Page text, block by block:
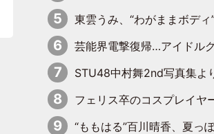
東雲うみ、“わがままボディ”と“とんでもない衣装”で誘惑「パーフェクトなスタイル」「くびれがステキ」「
芸能界電撃復帰…アイドルグループに新
STU48中村舞2nd写真集より大人の魅力にさらに磨きがかかった新
フェリス卒のコスプレイヤー兼ピアニスト、まばゆいばかりのグ
“ももはる”百川晴香、夏っぽさ全開の浴衣姿がキュート「とても似合ってる」「爽やかで良い」「袖をギュ